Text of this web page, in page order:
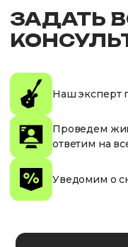
ЗАДАТЬ
Наш эксперт
Проведем
ответим на
Уведомим о